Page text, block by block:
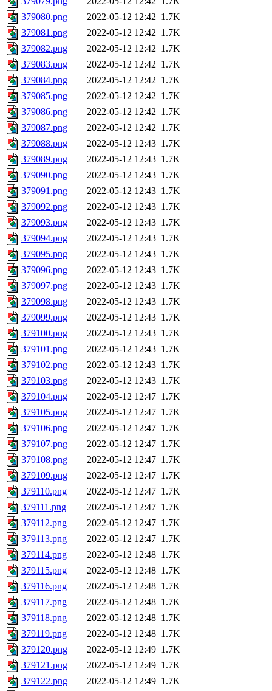
379080.png
2022-05-12 12:42 1.7K
379081.png
2022-05-12 12:42 1.7K
379082.png
2022-05-12 12:42 1.7K
379083.png
2022-05-12 12:42 1.7K
379084.png
2022-05-12 12:42 1.7K
379085.png
2022-05-12 12:42 1.7K
379086.png
2022-05-12 12:42 1.7K
379087.png
2022-05-12 12:42 1.7K
379088.png
2022-05-12 12:43 1.7K
379089.png
2022-05-12 12:43 1.7K
379090.png
2022-05-12 12:43 1.7K
379091.png
2022-05-12 12:43 1.7K
379092.png
2022-05-12 12:43 1.7K
379093.png
2022-05-12 12:43 1.7K
379094.png
2022-05-12 12:43 1.7K
379095.png
2022-05-12 12:43 1.7K
379096.png
2022-05-12 12:43 1.7K
379097.png
2022-05-12 12:43 1.7K
379098.png
2022-05-12 12:43 1.7K
379099.png
2022-05-12 12:43 1.7K
379100.png
2022-05-12 12:43 1.7K
379101.png
2022-05-12 12:43 1.7K
379102.png
2022-05-12 12:43 1.7K
379103.png
2022-05-12 12:43 1.7K
379104.png
2022-05-12 12:47 1.7K
379105.png
2022-05-12 12:47 1.7K
379106.png
2022-05-12 12:47 1.7K
379107.png
2022-05-12 12:47 1.7K
379108.png
2022-05-12 12:47 1.7K
379109.png
2022-05-12 12:47 1.7K
379110.png
2022-05-12 12:47 1.7K
379111.png
2022-05-12 12:47 1.7K
379112.png
2022-05-12 12:47 1.7K
379113.png
2022-05-12 12:47 1.7K
379114.png
2022-05-12 12:48 1.7K
379115.png
2022-05-12 12:48 1.7K
379116.png
2022-05-12 12:48 1.7K
379117.png
2022-05-12 12:48 1.7K
379118.png
2022-05-12 12:48 1.7K
379119.png
2022-05-12 12:48 1.7K
379120.png
2022-05-12 12:49 1.7K
379121.png
2022-05-12 12:49 1.7K
379122.png
2022-05-12 12:49 1.7K